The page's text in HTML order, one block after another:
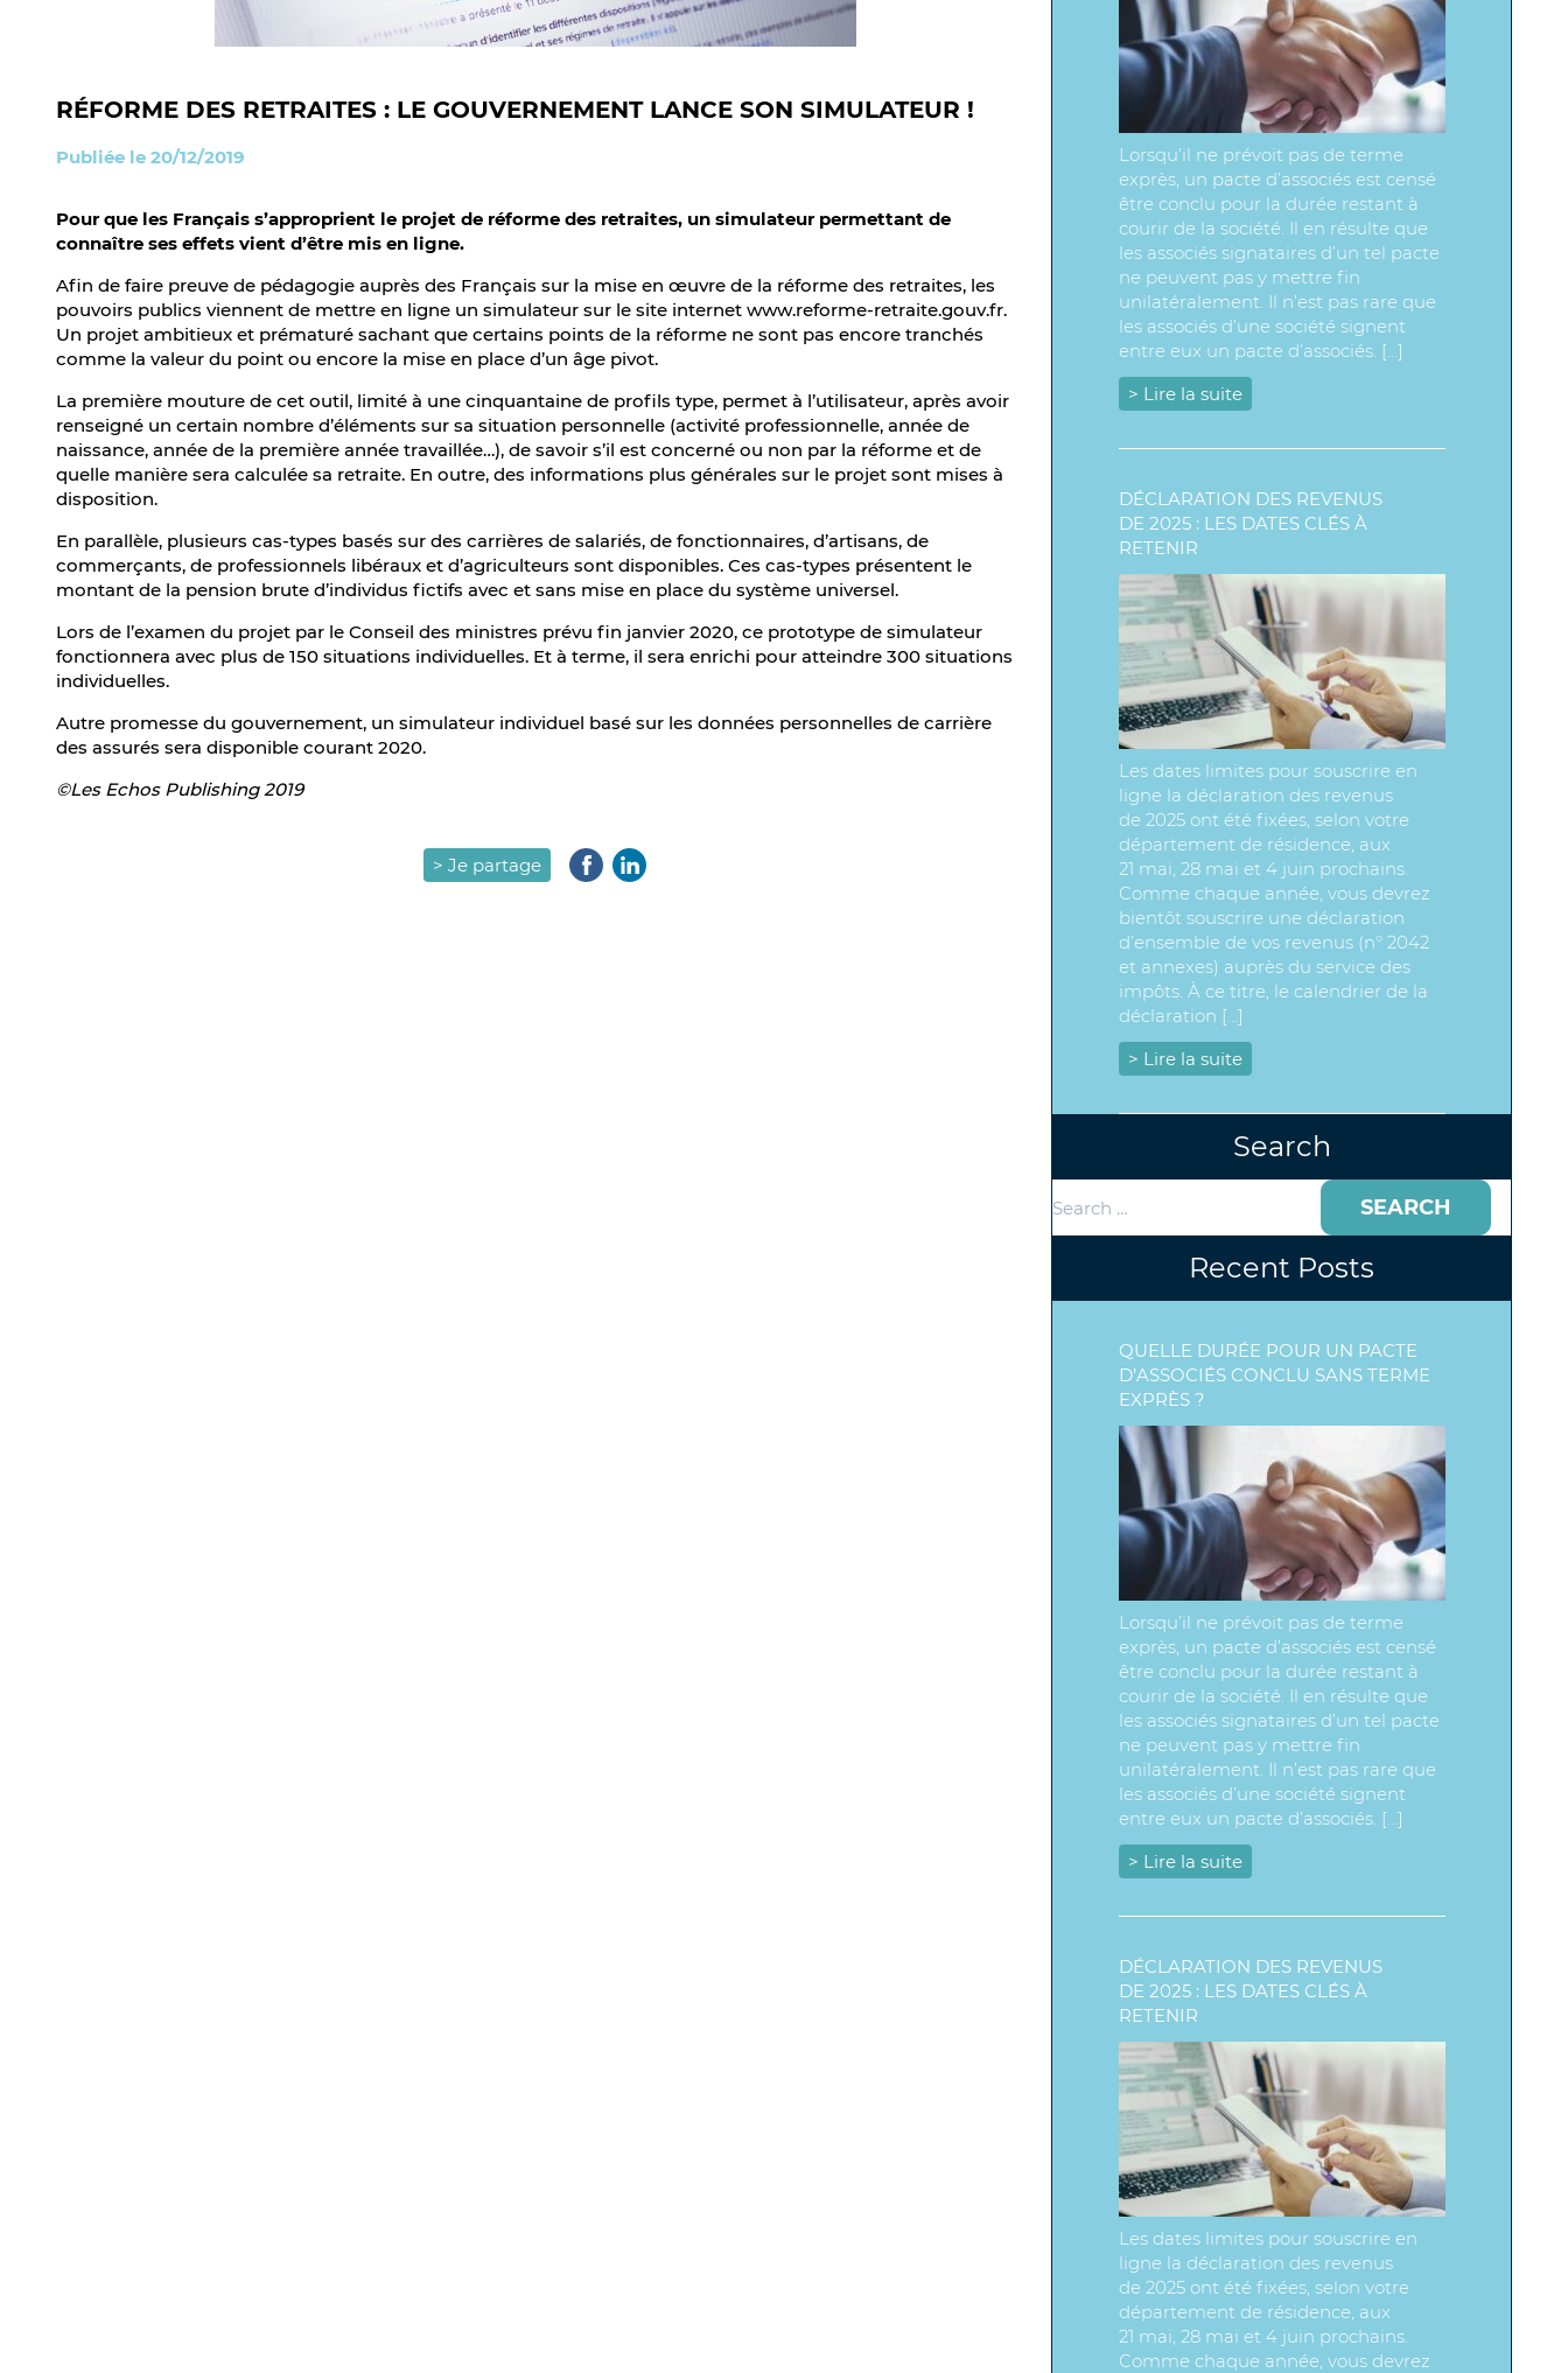
RÉFORME DES RETRAITES : LE GOUVERNEMENT LANCE SON SIMULATEUR !
Publiée le 20/12/2019
Pour que les Français s’approprient le projet de réforme des retraites, un simulateur permettant de
connaître ses effets vient d’être mis en ligne.
Afin de faire preuve de pédagogie auprès des Français sur la mise en œuvre de la réforme des retraites, les
pouvoirs publics viennent de mettre en ligne un simulateur sur le site internet www.reforme-retraite.gouv.fr.
Un projet ambitieux et prématuré sachant que certains points de la réforme ne sont pas encore tranchés
comme la valeur du point ou encore la mise en place d’un âge pivot.
La première mouture de cet outil, limité à une cinquantaine de profils type, permet à l’utilisateur, après avoir
renseigné un certain nombre d’éléments sur sa situation personnelle (activité professionnelle, année de
naissance, année de la première année travaillée…), de savoir s’il est concerné ou non par la réforme et de
quelle manière sera calculée sa retraite. En outre, des informations plus générales sur le projet sont mises à
disposition.
En parallèle, plusieurs cas-types basés sur des carrières de salariés, de fonctionnaires, d’artisans, de
commerçants, de professionnels libéraux et d’agriculteurs sont disponibles. Ces cas-types présentent le
montant de la pension brute d’individus fictifs avec et sans mise en place du système universel.
Lors de l’examen du projet par le Conseil des ministres prévu fin janvier 2020, ce prototype de simulateur
fonctionnera avec plus de 150 situations individuelles. Et à terme, il sera enrichi pour atteindre 300 situations
individuelles.
Autre promesse du gouvernement, un simulateur individuel basé sur les données personnelles de carrière
des assurés sera disponible courant 2020.
©Les Echos Publishing 2019
> Je partage
Lorsqu’il ne prévoit pas de terme
exprès, un pacte d’associés est censé
être conclu pour la durée restant à
courir de la société. Il en résulte que
les associés signataires d’un tel pacte
ne peuvent pas y mettre fin
unilatéralement. Il n’est pas rare que
les associés d’une société signent
entre eux un pacte d’associés. […]
> Lire la suite
DÉCLARATION DES REVENUS
DE 2025 : LES DATES CLÉS À
RETENIR
Les dates limites pour souscrire en
ligne la déclaration des revenus
de 2025 ont été fixées, selon votre
département de résidence, aux
21 mai, 28 mai et 4 juin prochains.
Comme chaque année, vous devrez
bientôt souscrire une déclaration
d’ensemble de vos revenus (n° 2042
et annexes) auprès du service des
impôts. À ce titre, le calendrier de la
déclaration […]
> Lire la suite
Search
for:
Recent Posts
QUELLE DURÉE POUR UN PACTE
D’ASSOCIÉS CONCLU SANS TERME
EXPRÈS ?
Lorsqu’il ne prévoit pas de terme
exprès, un pacte d’associés est censé
être conclu pour la durée restant à
courir de la société. Il en résulte que
les associés signataires d’un tel pacte
ne peuvent pas y mettre fin
unilatéralement. Il n’est pas rare que
les associés d’une société signent
entre eux un pacte d’associés. […]
> Lire la suite
DÉCLARATION DES REVENUS
DE 2025 : LES DATES CLÉS À
RETENIR
Les dates limites pour souscrire en
ligne la déclaration des revenus
de 2025 ont été fixées, selon votre
département de résidence, aux
21 mai, 28 mai et 4 juin prochains.
Comme chaque année, vous devrez